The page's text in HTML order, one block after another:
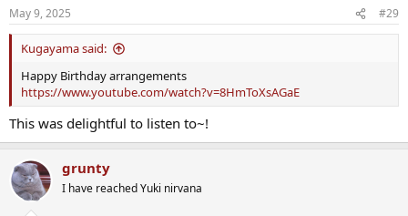
s
:
May 9, 2025 #29
Kugayama said:
Happy Birthday arrangements
https://www.youtube.com/watch?v=8HmToXsAGaE
This was delightful to listen to~!
grunty
I have reached Yuki nirvana